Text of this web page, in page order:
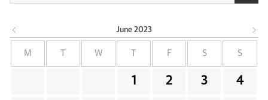
June 2023
M W F S S
1 2 3 4